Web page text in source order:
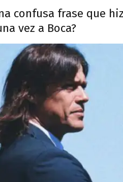
confusa frase que
vez a Boca?